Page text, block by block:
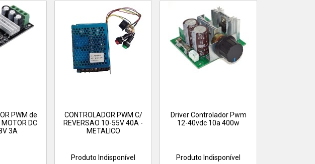
PWM de
MOTOR DC
3A
CONTROLADOR PWM C/
REVERSAO 10-55V 40A -
METALICO
Produto Indisponível
Driver Controlador Pwm
12-40vdc 10a 400w
Produto Indisponível